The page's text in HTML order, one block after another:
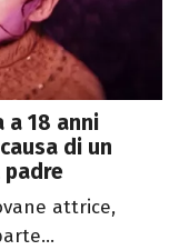
a 18 anni
di un
attrice,